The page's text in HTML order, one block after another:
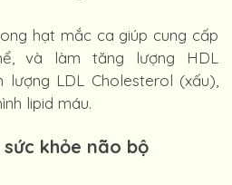
hạt mắc ca giúp cung cấp
và làm tăng lượng HDL
LDL Cholesterol (xấu),
lipid máu.
khỏe não bộ